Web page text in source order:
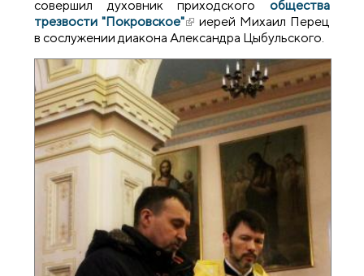
совершил духовник приходского общества
трезвости "Покровское"(внешняя ссылка)
иерей Михаил Перец
в сослужении диакона Александра Цыбульского.